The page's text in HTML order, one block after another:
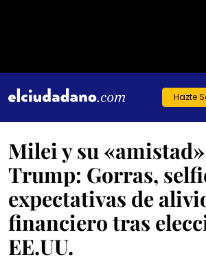
Hazte
Milei y su
Trump: Gorras,
expectativas de
financiero tras
EE.UU.